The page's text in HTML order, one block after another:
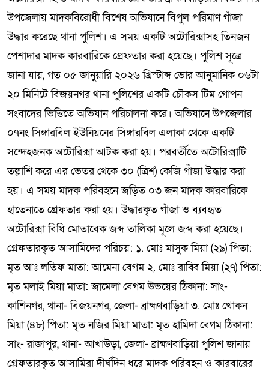
উপজেলায় মাদকবিরোধী বিশেষ অভিযানে বিপুল পরিমাণ গাঁজা
উদ্ধার করেছে থানা পুলিশ। এ সময় একটি অটোরিক্সাসহ তিনজন
পেশাদার মাদক কারবারিকে গ্রেফতার করা হয়েছে। পুলিশ সূত্রে
জানা যায়, গত ০৫ জানুয়ারি ২০২৬ খ্রিস্টাব্দ ভোর আনুমানিক ০৬টা
২০ মিনিটে বিজয়নগর থানা পুলিশের একটি চৌকস টিম গোপন
সংবাদের ভিত্তিতে অভিযান পরিচালনা করে। অভিযানে উপজেলার
০৭নং সিঙ্গারবিল ইউনিয়নের সিঙ্গারবিল এলাকা থেকে একটি
সন্দেহজনক অটোরিক্সা আটক করা হয়। পরবর্তীতে অটোরিক্সাটি
তল্লাশি করে এর ভেতর থেকে ৩০ (ত্রিশ) কেজি গাঁজা উদ্ধার করা
হয়। এ সময় মাদক পরিবহনে জড়িত ০৩ জন মাদক কারবারিকে
হাতেনাতে গ্রেফতার করা হয়। উদ্ধারকৃত গাঁজা ও ব্যবহৃত
অটোরিক্সা বিধি মোতাবেক জব্দ তালিকা মূলে জব্দ করা হয়েছে।
গ্রেফতারকৃত আসামিদের পরিচয়: ১. মোঃ মাসুক মিয়া (২৯) পিতা:
মৃত আঃ লতিফ মাতা: আমেনা বেগম ২. মোঃ রাব্বি মিয়া (২৭) পিতা:
মৃত মলাই মিয়া মাতা: জামেলা বেগম উভয়ের ঠিকানা: সাং-
কাশিনগর, থানা- বিজয়নগর, জেলা- ব্রাহ্মণবাড়িয়া ৩. মোঃ খোকন
মিয়া (৪৮) পিতা: মৃত নজির মিয়া মাতা: মৃত হামিদা বেগম ঠিকানা:
সাং- রাজাপুর, থানা- আখাউড়া, জেলা- ব্রাহ্মণবাড়িয়া পুলিশ জানায়
গ্রেফতারকৃত আসামিরা দীর্ঘদিন ধরে মাদক পরিবহন ও কারবারের